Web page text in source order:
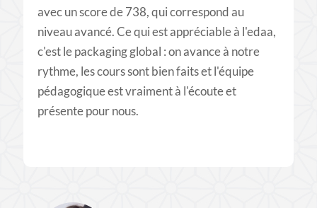
avec un score de 738, qui correspond au
niveau avancé. Ce qui est appréciable à l'edaa,
c'est le packaging global : on avance à notre
rythme, les cours sont bien faits et l'équipe
pédagogique est vraiment à l'écoute et
présente pour nous.